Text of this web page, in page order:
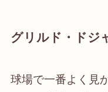
グリルド・ドジ
球場で一番よく見